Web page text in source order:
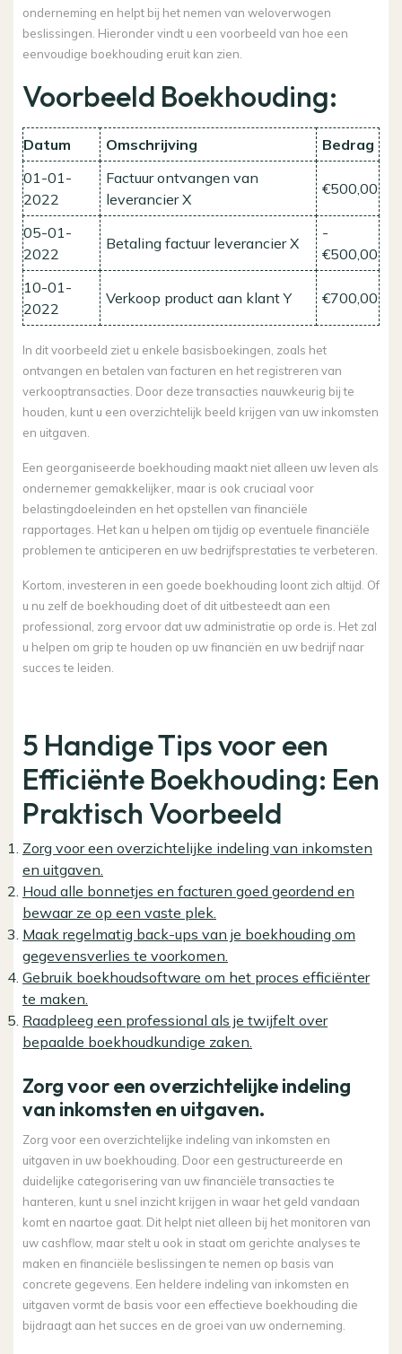
onderneming en helpt bij het nemen van weloverwogen
beslissingen. Hieronder vindt u een voorbeeld van hoe een
eenvoudige boekhouding eruit kan zien.
Voorbeeld Boekhouding:
Datum Omschrijving
Bedrag
01-01-
2022
Factuur ontvangen van
leverancier X
€500,00
05-01-
2022
Betaling factuur leverancier X
-
€500,00
10-01-
2022
Verkoop product aan klant Y €700,00
In dit voorbeeld ziet u enkele basisboekingen, zoals het
ontvangen en betalen van facturen en het registreren van
verkooptransacties. Door deze transacties nauwkeurig bij te
houden, kunt u een overzichtelijk beeld krijgen van uw inkomsten
en uitgaven.
Een georganiseerde boekhouding maakt niet alleen uw leven als
ondernemer gemakkelijker, maar is ook cruciaal voor
belastingdoeleinden en het opstellen van financiële
rapportages. Het kan u helpen om tijdig op eventuele financiële
problemen te anticiperen en uw bedrijfsprestaties te verbeteren.
Kortom, investeren in een goede boekhouding loont zich altijd. Of
u nu zelf de boekhouding doet of dit uitbesteedt aan een
professional, zorg ervoor dat uw administratie op orde is. Het zal
u helpen om grip te houden op uw financiën en uw bedrijf naar
succes te leiden.
5 Handige Tips voor een
Efficiënte Boekhouding: Een
Praktisch Voorbeeld
Zorg voor een overzichtelijke indeling van inkomsten
en uitgaven.
Houd alle bonnetjes en facturen goed geordend en
bewaar ze op een vaste plek.
Maak regelmatig back-ups van je boekhouding om
gegevensverlies te voorkomen.
Gebruik boekhoudsoftware om het proces efficiënter
te maken.
Raadpleeg een professional als je twijfelt over
bepaalde boekhoudkundige zaken.
Zorg voor een overzichtelijke indeling
van inkomsten en uitgaven.
Zorg voor een overzichtelijke indeling van inkomsten en
uitgaven in uw boekhouding. Door een gestructureerde en
duidelijke categorisering van uw financiële transacties te
hanteren, kunt u snel inzicht krijgen in waar het geld vandaan
komt en naartoe gaat. Dit helpt niet alleen bij het monitoren van
uw cashflow, maar stelt u ook in staat om gerichte analyses te
maken en financiële beslissingen te nemen op basis van
concrete gegevens. Een heldere indeling van inkomsten en
uitgaven vormt de basis voor een effectieve boekhouding die
bijdraagt aan het succes en de groei van uw onderneming.